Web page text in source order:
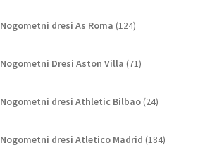
Nogometni dresi As Roma 124izdelkov
Nogometni Dresi Aston Villa 71izdelkov
Nogometni dresi Athletic Bilbao 24izdelkov
Nogometni dresi Atletico Madrid 184izdelkov